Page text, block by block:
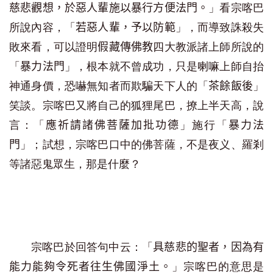
慈悲觀想，於惡人輩施以暴行方便法門。 」看宗喀巴
所說內容，「若惡人輩，予以防範」，而導致誅殺失
敗來看，可以證明假藏傳佛教四大教派諸上師所說的
「 暴力法門 」，根本就不曾成功，只是喇嘛上師自抬
神通身價，恐嚇無知者而欺騙天下人的「 茶餘飯後 」
笑談。宗喀巴又將自己的狐狸尾巴，撩上半天高，說
言：「 應祈請諸佛菩薩加批功德 」施行「 暴力法
門 」；試想，宗喀巴口中的佛菩薩，不是夜义、羅剎
等諸惡鬼眾生，那是什麼？
宗喀巴於回答句中云：「 具慈悲的聖者，因為有
能力能夠令死者往生佛國淨土。
」宗喀巴的意思是